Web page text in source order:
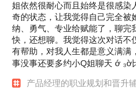
姐依然很耐心而且始终是很感染
奇的状态，让我觉得自己完全被
纳、勇气、专业给赋能了，聊完
快，还想聊。我觉得这次对话不
有帮助，对我人生都是意义满满
事没事还要多约小Q姐聊天 ớ
产品经理的职业规划和晋升